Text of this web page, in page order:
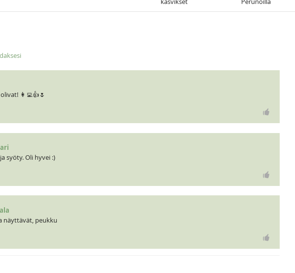
👩‍💻👍🌷
syöty. Oli hyvei :)
näyttävät, peukku